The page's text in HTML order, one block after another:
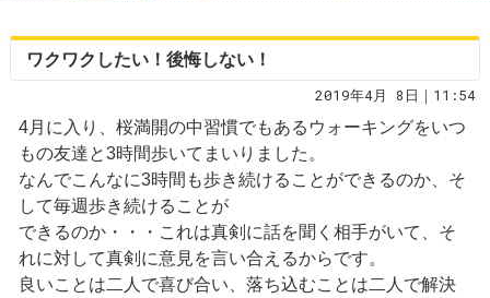
ワクワクしたい！後悔しない！
2019年4月 8日｜11:54
4月に入り、桜満開の中習慣でもあるウォーキングをいつ
もの友達と3時間歩いてまいりました。
なんでこんなに3時間も歩き続けることができるのか、そ
して毎週歩き続けることが
できるのか・・・これは真剣に話を聞く相手がいて、そ
れに対して真剣に意見を言い合えるからです。
良いことは二人で喜び合い、落ち込むことは二人で解決